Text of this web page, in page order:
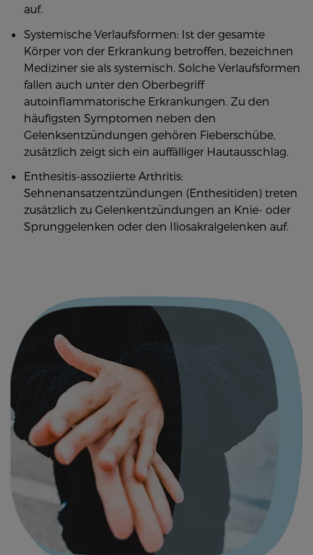
auf.
Systemische Verlaufsformen: Ist der gesamte
Körper von der Erkrankung betroffen, bezeichnen
Mediziner sie als systemisch. Solche Verlaufsformen
fallen auch unter den Oberbegriff
autoinflammatorische Erkrankungen. Zu den
häufigsten Symptomen neben den
Gelenksentzündungen gehören Fieberschübe,
zusätzlich zeigt sich ein auffälliger Hautausschlag.
Enthesitis-assoziierte Arthritis:
Sehnenansatzentzündungen (Enthesitiden) treten
zusätzlich zu Gelenkentzündungen an Knie- oder
Sprunggelenken oder den Iliosakralgelenken auf.